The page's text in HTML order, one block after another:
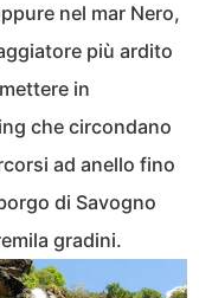
nel mar Nero,
più ardito
in
che circondano
ad anello fino
di Savogno
gradini.